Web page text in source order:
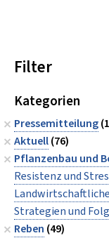
Filter
Kategorien
Pressemitteilung
Aktuell(76)
Pflanzenbau und
Resistenz und
Strategien und
Reben (49)